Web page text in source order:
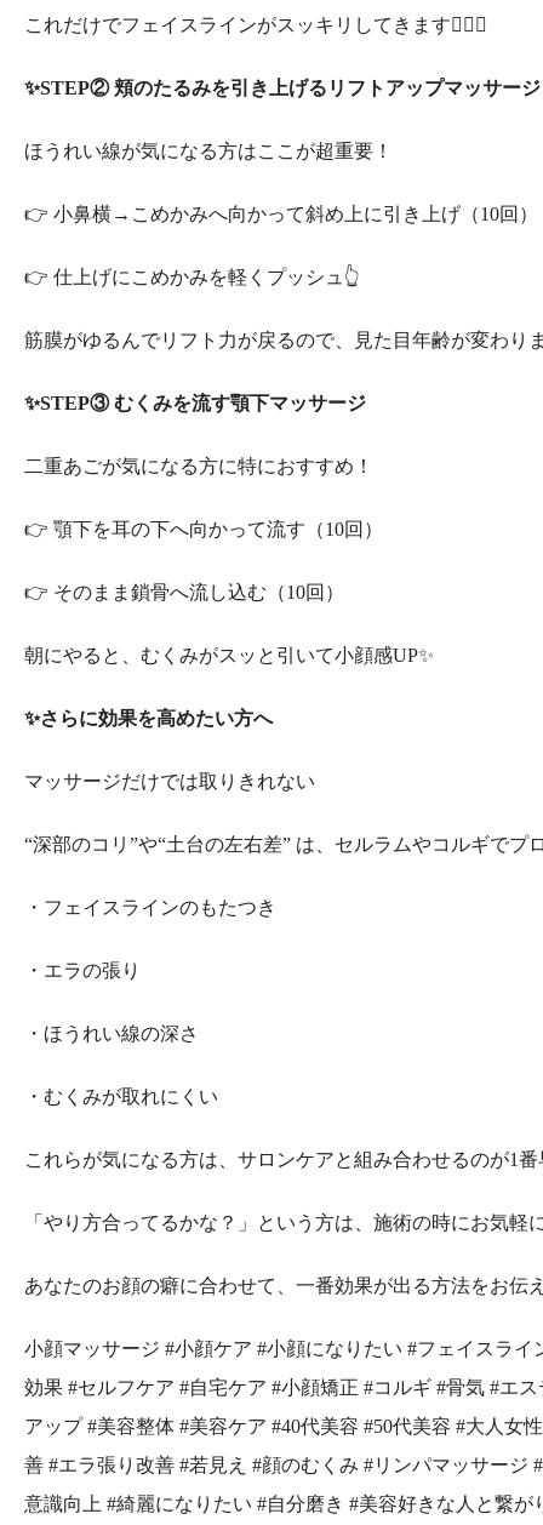
これだけでフェイスラインがスッキリしてきます💆‍♀️✨
✨STEP② 頬のたるみを引き上げるリフトアップマッサージ
ほうれい線が気になる方はここが超重要！
👉 小鼻横→こめかみへ向かって斜め上に引き上げ（10回）
👉 仕上げにこめかみを軽くプッシュ👆
筋膜がゆるんでリフト力が戻るので、見た目年齢が変わり
✨STEP③ むくみを流す顎下マッサージ
二重あごが気になる方に特におすすめ！
👉 顎下を耳の下へ向かって流す（10回）
👉 そのまま鎖骨へ流し込む（10回）
朝にやると、むくみがスッと引いて小顔感UP✨
✨さらに効果を高めたい方へ
マッサージだけでは取りきれない
“深部のコリ”や“土台の左右差” は、セルラムやコルギでプ
・フェイスラインのもたつき
・エラの張り
・ほうれい線の深さ
・むくみが取れにくい
これらが気になる方は、サロンケアと組み合わせるのが1番
「やり方合ってるかな？」という方は、施術の時にお気軽
あなたのお顔の癖に合わせて、一番効果が出る方法をお伝
小顔マッサージ #小顔ケア #小顔になりたい #フェイスラ
効果 #セルフケア #自宅ケア #小顔矯正 #コルギ #骨気 #エ
アップ #美容整体 #美容ケア #40代美容 #50代美容 #大人女
善 #エラ張り改善 #若見え #顔のむくみ #リンパマッサージ
意識向上 #綺麗になりたい #自分磨き #美容好きな人と繋